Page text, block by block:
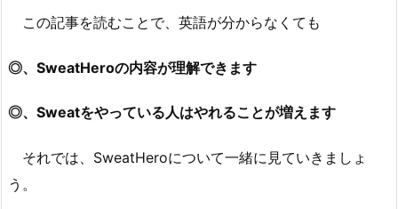
この記事を読むことで、英語が分からなくても
◎、SweatHeroの内容が理解できます
◎、Sweatをやっている人はやれることが増えます
それでは、SweatHeroについて一緒に見ていきましょ
う。